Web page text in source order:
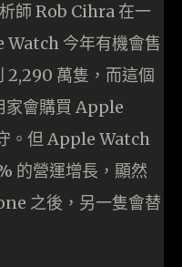
師 Rob Cihra 在一
Watch 今年有機會售
2,290 萬隻，而這個
家會購買 Apple
。但 Apple Watch
的營運增長，顯然
之後，另一隻會替